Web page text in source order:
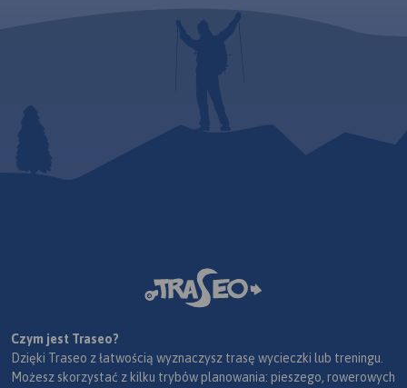
Czym jest Traseo?
Dzięki Traseo z łatwością wyznaczysz trasę wycieczki lub treningu.
Możesz skorzystać z kilku trybów planowania: pieszego, rowerowych